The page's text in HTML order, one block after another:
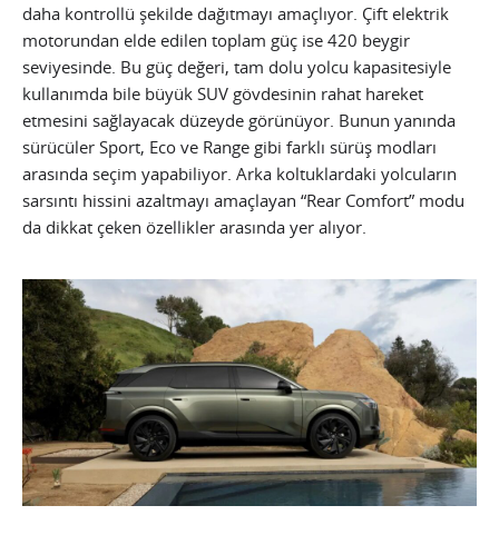
daha kontrollü şekilde dağıtmayı amaçlıyor. Çift elektrik
motorundan elde edilen toplam güç ise 420 beygir
seviyesinde. Bu güç değeri, tam dolu yolcu kapasitesiyle
kullanımda bile büyük SUV gövdesinin rahat hareket
etmesini sağlayacak düzeyde görünüyor. Bunun yanında
sürücüler Sport, Eco ve Range gibi farklı sürüş modları
arasında seçim yapabiliyor. Arka koltuklardaki yolcuların
sarsıntı hissini azaltmayı amaçlayan “Rear Comfort” modu
da dikkat çeken özellikler arasında yer alıyor.